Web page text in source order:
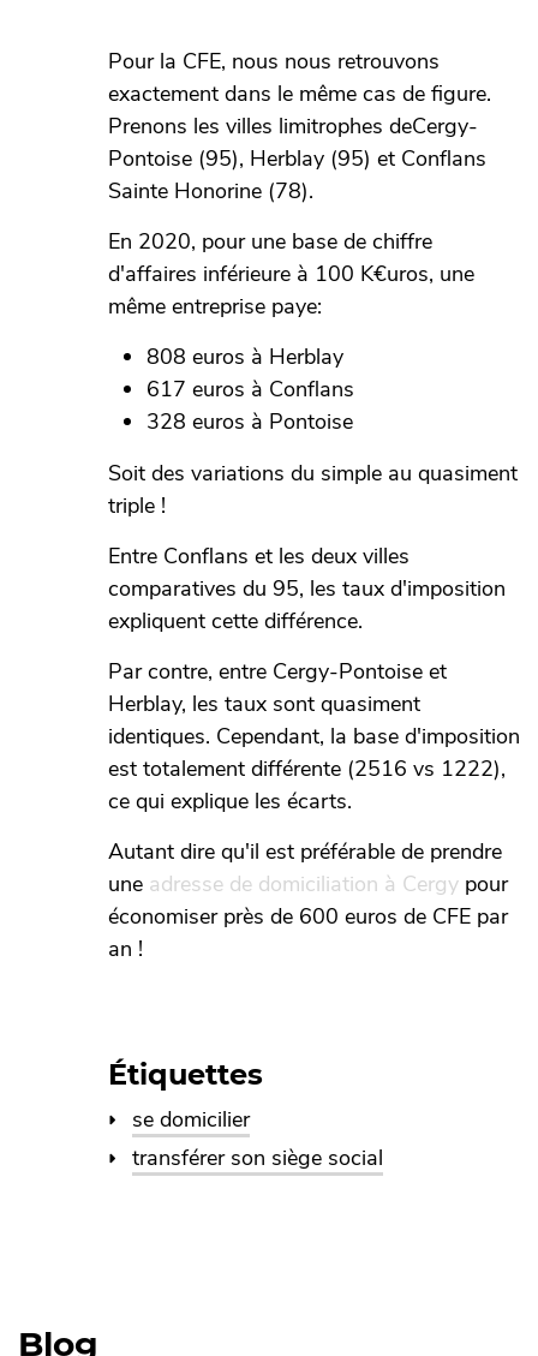
Pour la CFE, nous nous retrouvons
exactement dans le même cas de figure.
Prenons les villes limitrophes deCergy-
Pontoise (95), Herblay (95) et Conflans
Sainte Honorine (78).
En 2020, pour une base de chiffre
d'affaires inférieure à 100 K€uros, une
même entreprise paye:
808 euros à Herblay
617 euros à Conflans
328 euros à Pontoise
Soit des variations du simple au quasiment
triple !
Entre Conflans et les deux villes
comparatives du 95, les taux d'imposition
expliquent cette différence.
Par contre, entre Cergy-Pontoise et
Herblay, les taux sont quasiment
identiques. Cependant, la base d'imposition
est totalement différente (2516 vs 1222),
ce qui explique les écarts.
Autant dire qu'il est préférable de prendre
une adresse de domiciliation à Cergy pour
économiser près de 600 euros de CFE par
an !
Étiquettes
se domicilier
transférer son siège social
Blog